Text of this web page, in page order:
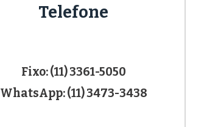
Telefone
Fixo: (11) 3361-5050
WhatsApp: (11) 3473-3438